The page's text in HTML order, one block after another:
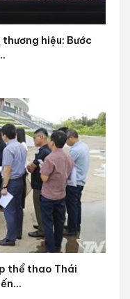
hiệu: Bước
thể thao Thái